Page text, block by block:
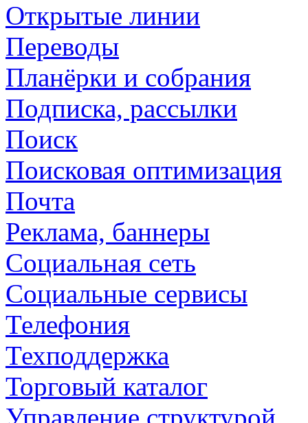
Открытые линии
Переводы
Планёрки и собрания
Подписка, рассылки
Поиск
Поисковая оптимизация
Почта
Реклама, баннеры
Социальная сеть
Социальные сервисы
Телефония
Техподдержка
Торговый каталог